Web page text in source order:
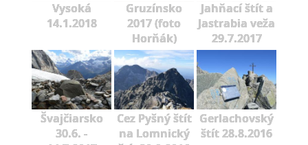
Vysoká
14.1.2018
Gruzínsko
2017 (foto
Horňák)
Jahňací štít a
Jastrabia veža
29.7.2017
Švajčiarsko
30.6. -
Cez Pyšný štít
na Lomnický
Gerlachovský
štít 28.8.2016